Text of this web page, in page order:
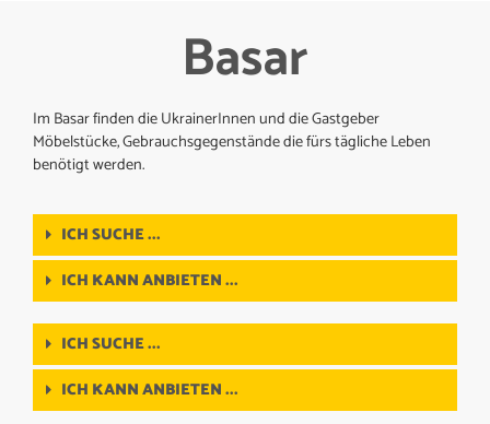
Basar
Im Basar finden die UkrainerInnen und die Gastgeber
Möbelstücke, Gebrauchsgegenstände die fürs tägliche Leben
benötigt werden.
ICH SUCHE ...
ICH KANN ANBIETEN ...
ICH SUCHE ...
ICH KANN ANBIETEN ...